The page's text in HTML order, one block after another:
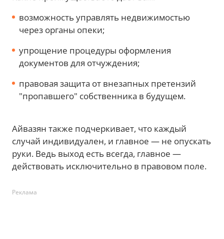
возможность управлять недвижимостью
через органы опеки;
упрощение процедуры оформления
документов для отчуждения;
правовая защита от внезапных претензий
"пропавшего" собственника в будущем.
Айвазян также подчеркивает, что каждый
случай индивидуален, и главное — не опускать
руки. Ведь выход есть всегда, главное —
действовать исключительно в правовом поле.
Реклама